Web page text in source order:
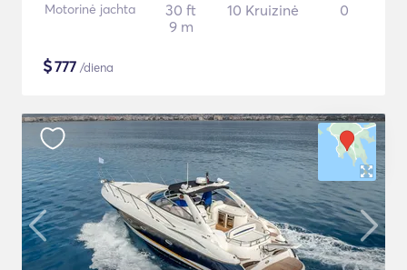
Motorinė jachta
30 ft
9 m
10 Kruizinė 0
$777 /diena